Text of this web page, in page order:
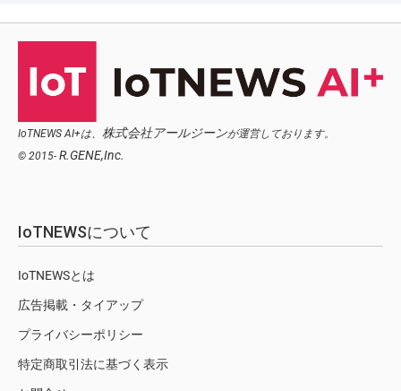
IoTNEWS AI+は、 株式会社アールジーンが運営しております。
© 2015- R.GENE,Inc.
IoTNEWSについて
IoTNEWSとは
広告掲載・タイアップ
プライバシーポリシー
特定商取引法に基づく表示